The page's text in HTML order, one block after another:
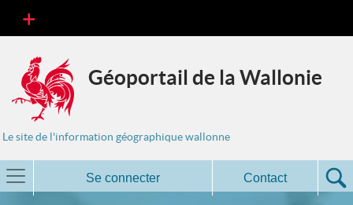
Géoportail de la Wallonie
Le site de l'information géographique wallonne
Se connecter Contact